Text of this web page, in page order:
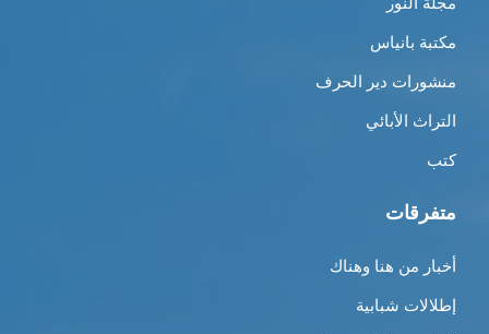
مكتبة بانياس
منشورات دير الحرف
التراث الأبائي
كتب
متفرقات
أخبار من هنا وهناك
إطلالات شبابية